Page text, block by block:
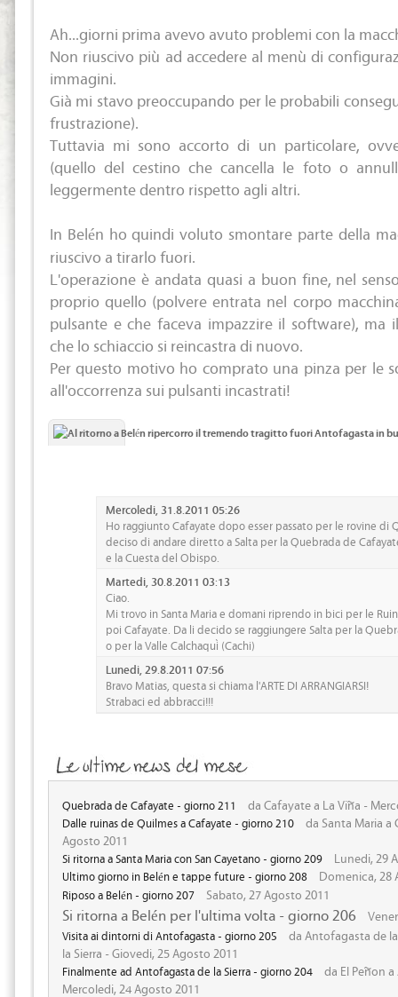
Ah...giorni prima avevo avuto problemi con la
Non riuscivo più ad accedere al menù di
immagini.
Già mi stavo preoccupando per le probabili
frustrazione).
Tuttavia mi sono accorto di un particolare,
(quello del cestino che cancella le foto o
leggermente dentro rispetto agli altri.
In Belén ho quindi voluto smontare parte della
riuscivo a tirarlo fuori.
L'operazione è andata quasi a buon fine, nel
proprio quello (polvere entrata nel corpo
pulsante e che faceva impazzire il software), ma
che lo schiaccio si reincastra di nuovo.
Per questo motivo ho comprato una pinza per le
all'occorrenza sui pulsanti incastrati!
Mercoledi, 31.8.2011 05:26
Ho raggiunto Cafayate dopo esser passato per le rovine di
deciso di andare diretto a Salta per la Quebrada de
e la Cuesta del Obispo.
Martedi, 30.8.2011 03:13
Ciao.
Mi trovo in Santa Maria e domani riprendo in bici per le
poi Cafayate. Da li decido se raggiungere Salta per la
o per la Valle Calchaquì (Cachi)
Lunedi, 29.8.2011 07:56
Bravo Matias, questa si chiama l'ARTE DI ARRANGIARSI!
Strabaci ed abbracci!!!
Quebrada de Cafayate - giorno 211 da Cafayate a La Viña -
Dalle ruinas de Quilmes a Cafayate - giorno 210
da Santa Maria a
Agosto 2011
Si ritorna a Santa Maria con San Cayetano - giorno 209 Lunedi, 29
Ultimo giorno in Belén e tappe future - giorno 208 Domenica, 28
Riposo a Belén - giorno 207 Sabato, 27 Agosto 2011
Si ritorna a Belén per l'ultima volta - giorno 206
Visita ai dintorni di Antofagasta - giorno 205
da Antofagasta de
la Sierra - Giovedi, 25 Agosto 2011
Finalmente ad Antofagasta de la Sierra - giorno 204
da El Peñon
Mercoledi, 24 Agosto 2011